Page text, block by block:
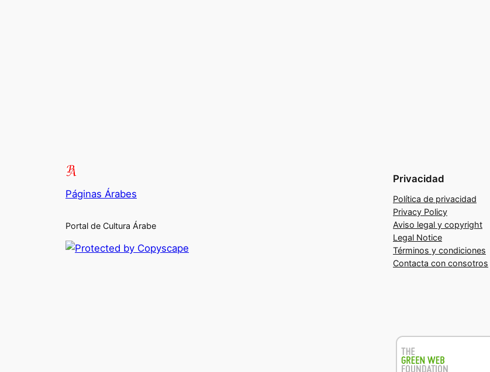
Páginas Árabes
Portal de Cultura Árabe
Privacidad
Política de privacidad
Privacy Policy
Aviso legal y copyright
Legal Notice
Términos y condiciones
Contacta con consotros